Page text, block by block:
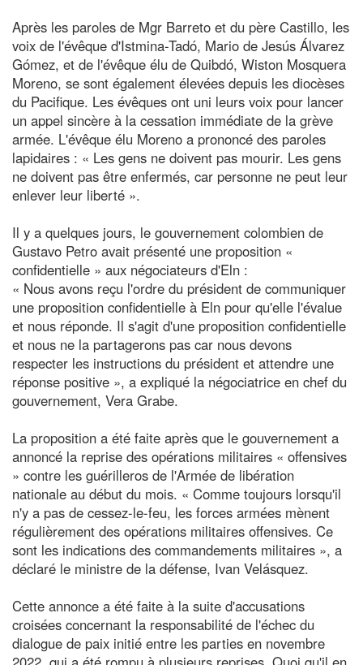
Après les paroles de Mgr Barreto et du père Castillo, les
voix de l'évêque d'Istmina-Tadó, Mario de Jesús Álvarez
Gómez, et de l'évêque élu de Quibdó, Wiston Mosquera
Moreno, se sont également élevées depuis les diocèses
du Pacifique. Les évêques ont uni leurs voix pour lancer
un appel sincère à la cessation immédiate de la grève
armée. L'évêque élu Moreno a prononcé des paroles
lapidaires : « Les gens ne doivent pas mourir. Les gens
ne doivent pas être enfermés, car personne ne peut leur
enlever leur liberté ».
Il y a quelques jours, le gouvernement colombien de
Gustavo Petro avait présenté une proposition «
confidentielle » aux négociateurs d'Eln :
« Nous avons reçu l'ordre du président de communiquer
une proposition confidentielle à Eln pour qu'elle l'évalue
et nous réponde. Il s'agit d'une proposition confidentielle
et nous ne la partagerons pas car nous devons
respecter les instructions du président et attendre une
réponse positive », a expliqué la négociatrice en chef du
gouvernement, Vera Grabe.
La proposition a été faite après que le gouvernement a
annoncé la reprise des opérations militaires « offensives
» contre les guérilleros de l'Armée de libération
nationale au début du mois. « Comme toujours lorsqu'il
n'y a pas de cessez-le-feu, les forces armées mènent
régulièrement des opérations militaires offensives. Ce
sont les indications des commandements militaires », a
déclaré le ministre de la défense, Ivan Velásquez.
Cette annonce a été faite à la suite d'accusations
croisées concernant la responsabilité de l'échec du
dialogue de paix initié entre les parties en novembre